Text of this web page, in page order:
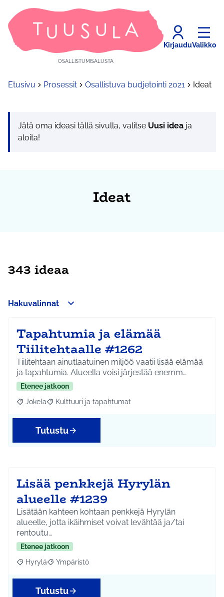
OSALLISTUMISALUSTA
KirjauduValikko
Etusivu Prosessit Osallistuva budjetointi 2021 Ideat
Jätä oma ideasi tällä sivulla, valitse Uusi idea ja
aloita!
Ideat
343 ideaa
Hakuvalinnat
Tapahtumia ja elämää
Tiilitehtaalle #1262
Tiilitehtaan ainutlaatuinen miljöö vaatii lisää elämää
ja tapahtumia. Alueella voisi järjestää enemm…
Etenee jatkoon
Rajaa tulokset aihepiirin mukaan: Jokela
Jokela Rajaa tulokset teeman mukaan: Kulttuuri ja
Kulttuuri ja tapahtumat
Tutustu
Lisää penkkejä Hyrylän
alueelle #1239
Lisätään kahteen kohtaan penkkejä Hyrylän
alueelle, jotta ikäihmiset voivat levähtää ja/tai
rentoutu…
Etenee jatkoon
Rajaa tulokset aihepiirin mukaan: Hyrylä
Hyrylä Rajaa tulokset teeman mukaan: Ympäristö
Ympäristö
Tutustu